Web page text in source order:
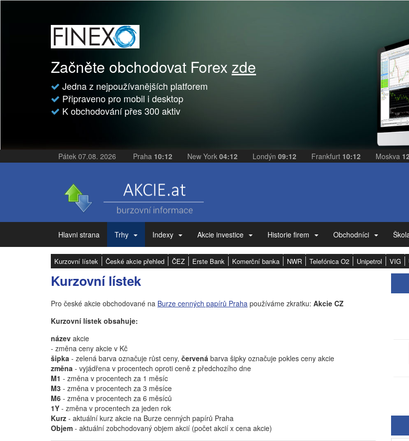
Začněte obchodovat Forex zde
Jedna z nejpoužívanějších platforem
Připraveno pro mobil i desktop
K obchodování přes 300 aktiv
Pátek 07.08. 2026 Praha 10:12 New York 04:12 Londýn 09:12 Frankfurt 10:12 Moskva
Hlavni strana Trhy Indexy Akcie investice Historie firem Obchodníci
Kurzovní lístek České akcie přehled ČEZ Erste Bank Komerční banka NWR Telefónica O2 Unipetrol VIG
Kurzovní lístek
Pro české akcie obchodované na Burze cenných papírů Praha používáme zkratku: Akcie CZ
Kurzovní lístek obsahuje:
název akcie
- změna ceny akcie v Kč
šipka - zelená barva označuje růst ceny, červená barva šipky označuje pokles ceny akcie
změna - vyjádřena v procentech oproti ceně z předchozího dne
M1 - změna v procentech za 1 měsíc
M3 - změna v procentech za 3 měsíce
M6 - změna v procentech za 6 měsíců
1Y - změna v procentech za jeden rok
Kurz - aktuální kurz akcie na Burze cenných papírů Praha
Objem - aktuální zobchodovaný objem akcií (počet akcií x cena akcie)